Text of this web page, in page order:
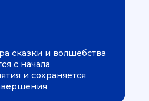
сказки и волшебства
с начала
и сохраняется